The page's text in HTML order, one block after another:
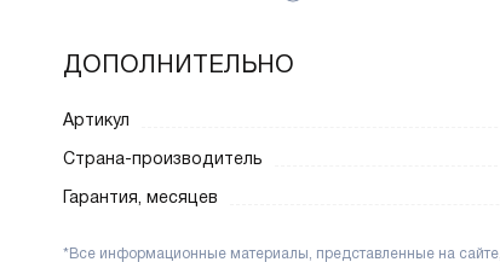
ДОПОЛНИТЕЛЬНО
Артикул
Страна-производитель
Гарантия, месяцев
*Все информационные материалы, представленные на